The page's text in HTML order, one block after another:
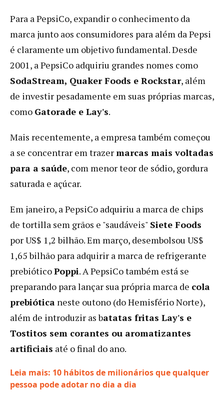
Para a PepsiCo, expandir o conhecimento da
marca junto aos consumidores para além da Pepsi
é claramente um objetivo fundamental. Desde
2001, a PepsiCo adquiriu grandes nomes como
SodaStream, Quaker Foods e Rockstar, além
de investir pesadamente em suas próprias marcas,
como Gatorade e Lay's.
Mais recentemente, a empresa também começou
a se concentrar em trazermarcas mais voltadas
para a saúde, com menor teor de sódio, gordura
saturada e açúcar.
Em janeiro, a PepsiCo adquiriu a marca de chips
de tortilla sem grãos e "saudáveis" Siete Foods
por US$ 1,2 bilhão. Em março, desembolsou US$
1,65 bilhão para adquirir a marca de refrigerante
prebióticoPoppi. A PepsiCo também está se
preparando para lançar sua própria marca de cola
prebiótica neste outono (do Hemisfério Norte),
além de introduzir as batatas fritas Lay's e
Tostitos sem corantes ou aromatizantes
artificiais até o final do ano.
Leia mais: 10 hábitos de milionários que qualquer
pessoa pode adotar no dia a dia